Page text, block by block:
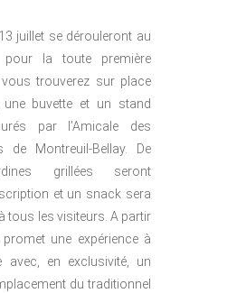
juillet se dérouleront au
pour la toute première
trouverez sur place
buvette et un stand
par l’Amicale des
de Montreuil-Bellay. De
grillées seront
et un snack sera
tous les visiteurs. A partir
une expérience à
avec, en exclusivité, un
du traditionnel